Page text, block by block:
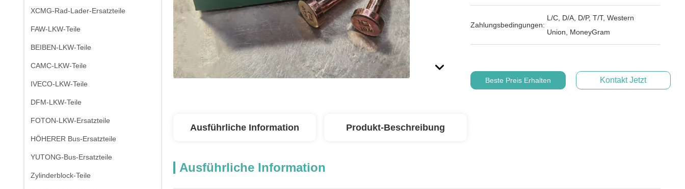
XCMG-Rad-Lader-Ersatzteile
FAW-LKW-Teile
BEIBEN-LKW-Teile
CAMC-LKW-Teile
IVECO-LKW-Teile
DFM-LKW-Teile
FOTON-LKW-Ersatzteile
HÖHERER Bus-Ersatzteile
YUTONG-Bus-Ersatzteile
Zylinderblock-Teile
Zahlungsbedingungen:
L/C, D/A, D/P, T/T, Western
Union, MoneyGram
Beste Preis Erhalten Kontakt Jetzt
Ausführliche Information Produkt-Beschreibung
Ausführliche Information